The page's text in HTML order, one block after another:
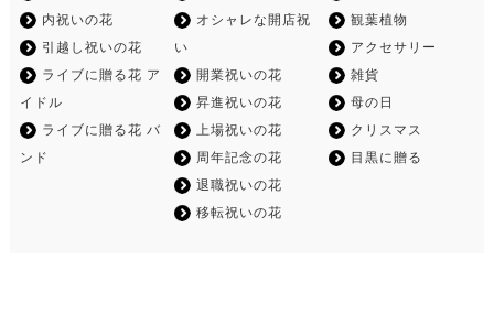
内祝いの花
引越し祝いの花
ライブに贈る花 ア
イドル
ライブに贈る花 バ
ンド
オシャレな開店祝
い
開業祝いの花
昇進祝いの花
上場祝いの花
周年記念の花
退職祝いの花
移転祝いの花
観葉植物
アクセサリー
雑貨
母の日
クリスマス
目黒に贈る